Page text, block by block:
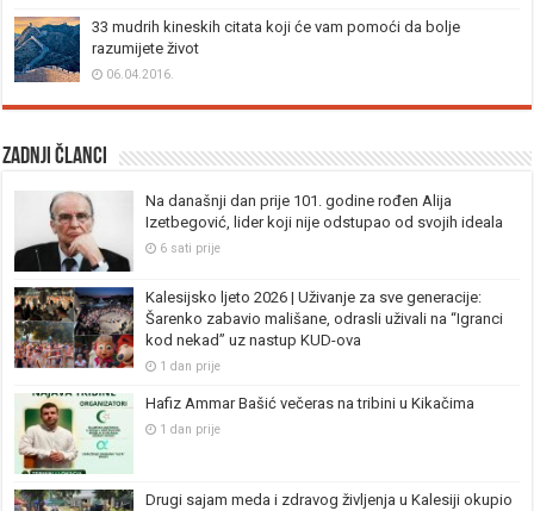
33 mudrih kineskih citata koji će vam pomoći da bolje
razumijete život
06.04.2016.
Zadnji članci
Na današnji dan prije 101. godine rođen Alija
Izetbegović, lider koji nije odstupao od svojih ideala
6 sati prije
Kalesijsko ljeto 2026 | Uživanje za sve generacije:
Šarenko zabavio mališane, odrasli uživali na “Igranci
kod nekad” uz nastup KUD-ova
1 dan prije
Hafiz Ammar Bašić večeras na tribini u Kikačima
1 dan prije
Drugi sajam meda i zdravog življenja u Kalesiji okupio